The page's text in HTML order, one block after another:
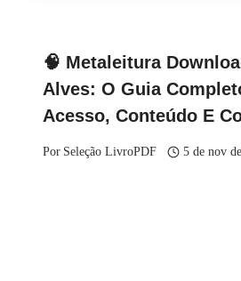
🧠 Metaleitura
Alves: O Guia
Acesso, Conteúdo E
Por Seleção LivroPDF 5 de nov